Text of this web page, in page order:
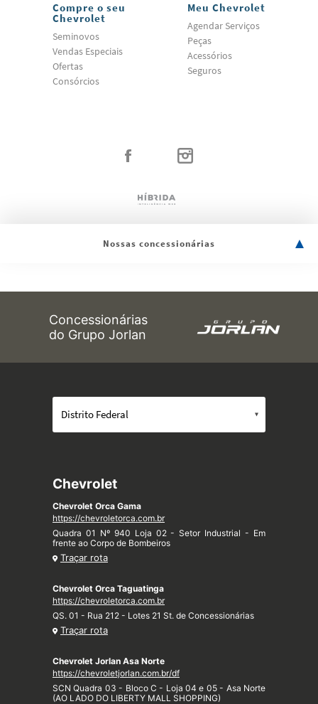
Compre o seu
Chevrolet
Seminovos
Vendas Especiais
Ofertas
Consórcios
Meu Chevrolet
Agendar Serviços
Peças
Acessórios
Seguros
Nossas concessionárias
Concessionárias
do Grupo Jorlan
Chevrolet
Chevrolet Orca Gama
https://chevroletorca.com.br
Quadra 01 Nº 940 Loja 02 - Setor Industrial - Em
frente ao Corpo de Bombeiros
Traçar rota
Chevrolet Orca Taguatinga
https://chevroletorca.com.br
QS. 01 - Rua 212 - Lotes 21 St. de Concessionárias
Traçar rota
Chevrolet Jorlan Asa Norte
https://chevroletjorlan.com.br/df
SCN Quadra 03 - Bloco C - Loja 04 e 05 - Asa Norte
(AO LADO DO LIBERTY MALL SHOPPING)